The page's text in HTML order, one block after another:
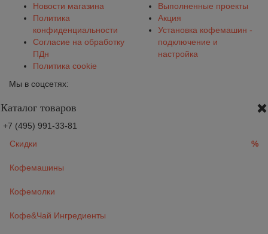
Новости магазина
Политика
конфиденциальности
Согласие на обработку
ПДн
Политика cookie
Выполненные проекты
Акция
Установка кофемашин -
подключение и
настройка
Мы в соцсетях:
Каталог товаров
+7 (495) 991-33-81
Скидки
%
Кофемашины
Кофемолки
Кофе&Чай Ингредиенты